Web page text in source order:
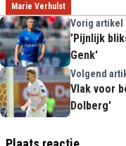
Marie Verhulst
Vorig artikel
'Pijnlijk
Genk'
Volgend
Vlak voor
Dolberg'